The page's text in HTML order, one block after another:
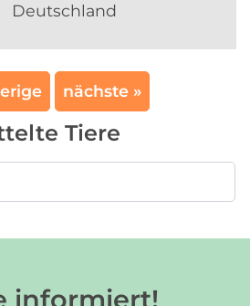
Deutschland
nächste »
Tiere
informiert!